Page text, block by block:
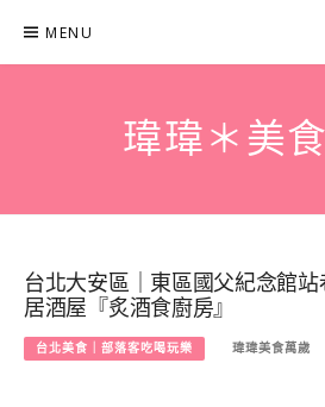
content
MENU
瑋瑋＊美
台北大安區｜東區國父紀念館
居酒屋『炙酒食廚房』
台北美食｜部落客吃喝玩樂 瑋瑋美食萬歲